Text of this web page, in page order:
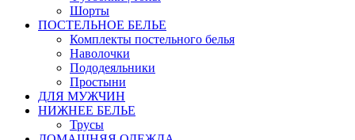
Шорты
ПОСТЕЛЬНОЕ БЕЛЬЕ
Комплекты постельного белья
Наволочки
Пододеяльники
Простыни
ДЛЯ МУЖЧИН
НИЖНЕЕ БЕЛЬЕ
Трусы